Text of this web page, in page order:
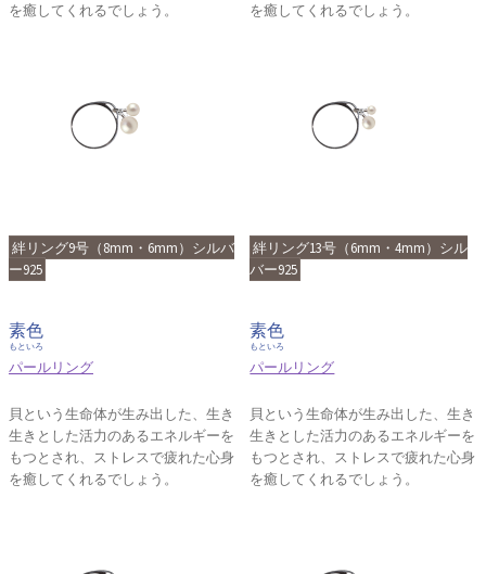
を癒してくれるでしょう。
を癒してくれるでしょう。
絆リング9号（8mm・6mm）シルバ
ー925
素色
もといろ
パールリング
貝という生命体が生み出した、生き
生きとした活力のあるエネルギーを
もつとされ、ストレスで疲れた心身
を癒してくれるでしょう。
絆リング13号（6mm・4mm）シル
バー925
素色
もといろ
パールリング
貝という生命体が生み出した、生き
生きとした活力のあるエネルギーを
もつとされ、ストレスで疲れた心身
を癒してくれるでしょう。